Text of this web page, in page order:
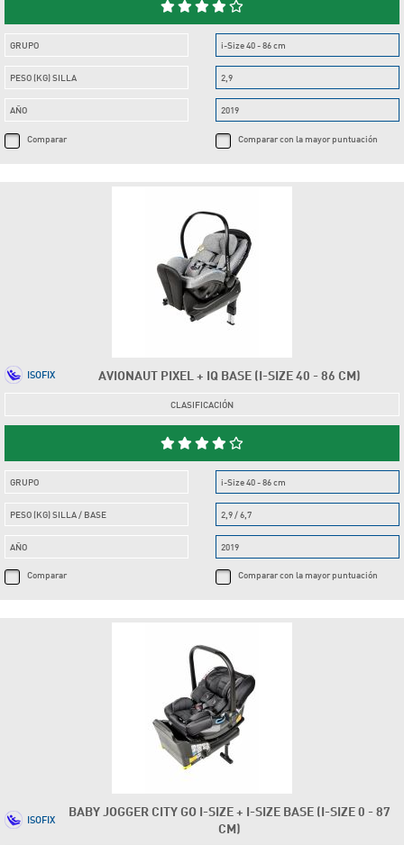
GRUPO
PESO (KG) SILLA
AÑO
Comparar
i-Size 40 - 86 cm
2,9
2019
Comparar con la mayor puntuación
AVIONAUT PIXEL + IQ BASE (I-SIZE 40 - 86 CM)
ISOFIX
CLASIFICACIÓN
GRUPO
PESO (KG) SILLA / BASE
AÑO
Comparar
i-Size 40 - 86 cm
2,9 / 6,7
2019
Comparar con la mayor puntuación
BABY JOGGER CITY GO I-SIZE + I-SIZE BASE (I-SIZE 0 - 87
CM)
ISOFIX